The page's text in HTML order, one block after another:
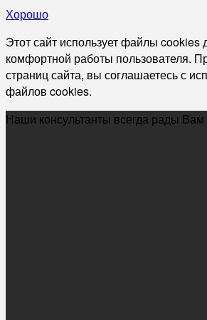
Хорошо
Этот сайт использует файлы cookies
комфортной работы пользователя.
страниц сайта, вы соглашаетесь с
файлов cookies.
Наши консультанты всегда рады